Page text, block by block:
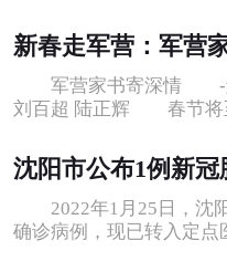
军营家书寄深情 -解
刘百超 陆正辉 春节将
沈阳市公布1例新
2022年1月25日，沈阳
确诊病例，现已转入定